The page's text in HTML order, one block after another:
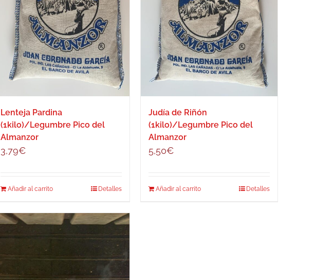
Lenteja Pardina
(1kilo)/Legumbre Pico del
Almanzor
3,79€
Añadir al carrito Detalles
Judía de Riñón
(1kilo)/Legumbre Pico del
Almanzor
5,50€
Añadir al carrito Detalles